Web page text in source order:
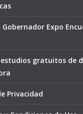
Expo
gratuitos de
Privacidad